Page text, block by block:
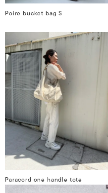
Poire bucket bag S
Paracord one handle tote